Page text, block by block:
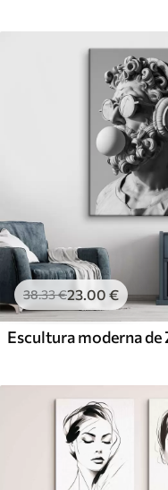
38.33€23.00 €
Escultura moderna de